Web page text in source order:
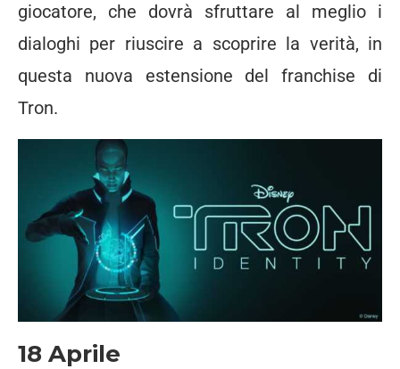
giocatore, che dovrà sfruttare al meglio i
dialoghi per riuscire a scoprire la verità, in
questa nuova estensione del franchise di
Tron.
18 Aprile